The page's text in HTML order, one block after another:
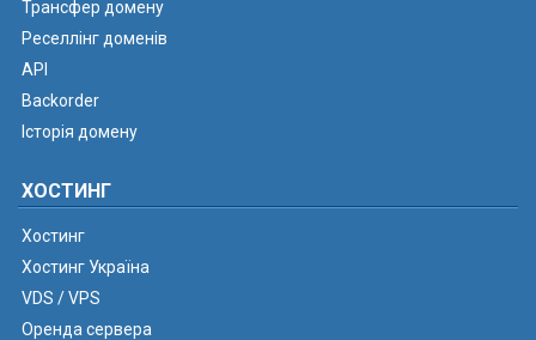
Трансфер домену
Реселлінг доменів
API
Backorder
Історія домену
ХОСТИНГ
Хостинг
Хостинг Україна
VDS / VPS
Оренда сервера